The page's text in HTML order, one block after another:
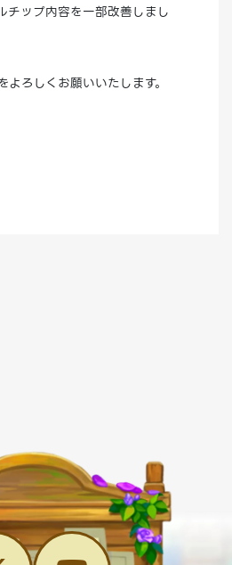
チップ内容を一部改善しまし
ろしくお願いいたします。